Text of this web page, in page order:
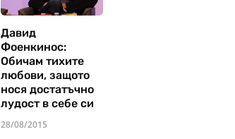
Давид
Фоенкинос:
Обичам тихите
любови, защото
нося достатъчно
лудост в себе си
28/08/2015